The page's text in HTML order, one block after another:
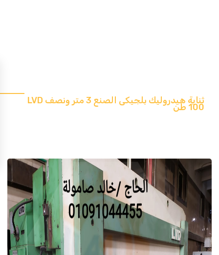
LVD ثناية هيدروليك بلجيكى الصنع 3 متر ونصف
100 طن